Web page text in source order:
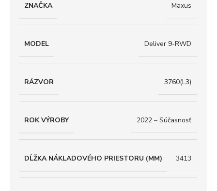
ZNAČKA Maxus
MODEL Deliver 9-RWD
RÁZVOR 3760(L3)
ROK VÝROBY 2022 – Súčasnosť
DĹŽKA NÁKLADOVÉHO PRIESTORU (MM) 3413